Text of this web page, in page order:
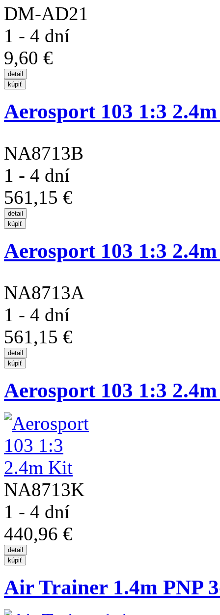
DM-AD21
1 - 4 dní
9,60 €
Aerosport 103 1:3
NA8713B
1 - 4 dní
561,15 €
Aerosport 103 1:3
NA8713A
1 - 4 dní
561,15 €
Aerosport 103 1:3
NA8713K
1 - 4 dní
440,96 €
Air Trainer 1.4m PNP